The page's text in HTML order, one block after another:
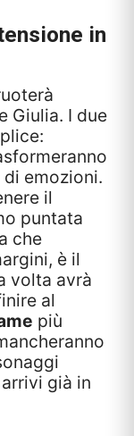
in
Giulia. I due
di emozioni.
il
puntata
che
è il
volta avrà
al
più
già in